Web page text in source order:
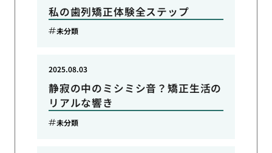
私の歯列矯正体験全ステップ
未分類
静寂の中のミシミシ音？矯正生活の
リアルな響き
2025.08.03
未分類